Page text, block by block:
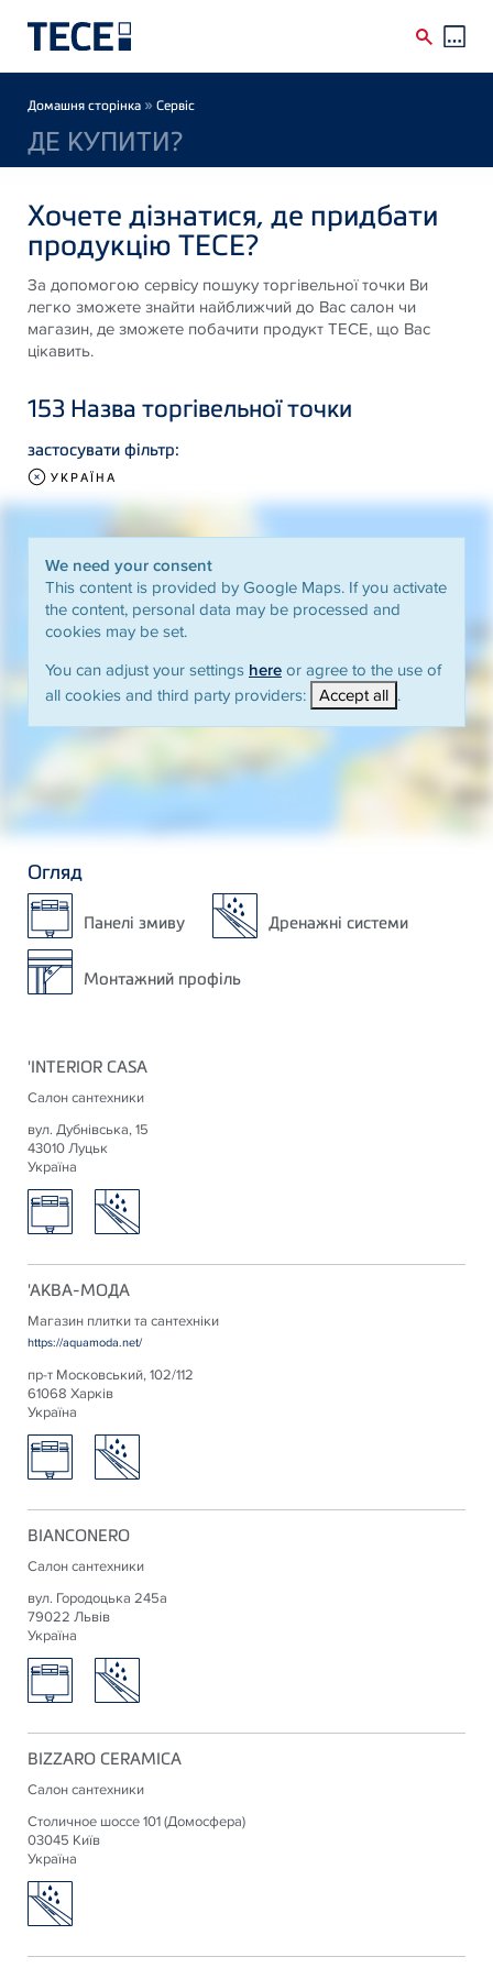
Breadcrumb
Домашня сторінка » Сервіс
ДЕ КУПИТИ?
Хочете дізнатися, де придбати
продукцію ТЕСЕ?
За допомогою сервісу пошуку торгівельної точки Ви
легко зможете знайти найближчий до Вас салон чи
магазин, де зможете побачити продукт ТЕСЕ, що Вас
цікавить.
153 Назва торгівельної точки
застосувати фільтр:
УКРАЇНА
We need your consent
This content is provided by Google Maps. If you activate
the content, personal data may be processed and
cookies may be set.
You can adjust your settings hereor agree to the use of
all cookies and third party providers: Accept all .
Огляд
Панелі змиву Дренажні системи
Монтажний профіль
'INTERIOR CASA
Салон сантехники
вул. Дубнівська, 15
43010 Луцьк
Україна
'АКВА-МОДА
Магазин плитки та сантехніки
https://aquamoda.net/
пр-т Московський, 102/112
61068 Харків
Україна
BIANCONERO
Салон сантехники
вул. Городоцька 245а
79022 Львів
Україна
BIZZARO CERAMICA
Салон сантехники
Столичное шоссе 101 (Домосфера)
03045 Київ
Україна